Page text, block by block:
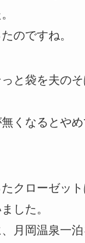
のですね。
と袋を夫の
無くなるとや
クローゼッ
した。
月岡温泉一泊